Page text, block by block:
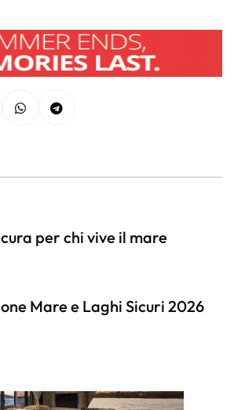
per chi vive il mare
Mare e Laghi Sicuri 2026